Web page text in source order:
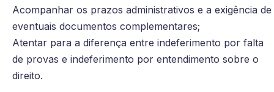
Acompanhar os prazos administrativos e a exigência de
eventuais documentos complementares;
Atentar para a diferença entre indeferimento por falta
de provas e indeferimento por entendimento sobre o
direito.